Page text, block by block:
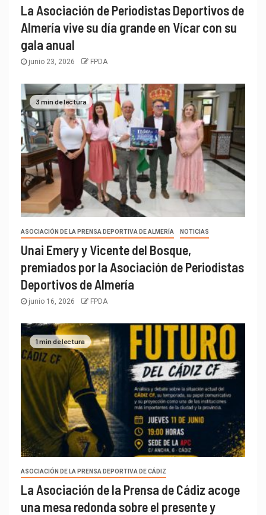
La Asociación de Periodistas Deportivos de
Almería vive su día grande en Vícar con su
gala anual
junio 23, 2026 FPDA
3 min de lectura
ASOCIACIÓN DE LA PRENSA DEPORTIVA DE ALMERÍA NOTICIAS
Unai Emery y Vicente del Bosque,
premiados por la Asociación de Periodistas
Deportivos de Almería
junio 16, 2026 FPDA
1 min de lectura
ASOCIACIÓN DE LA PRENSA DEPORTIVA DE CÁDIZ
La Asociación de la Prensa de Cádiz acoge
una mesa redonda sobre el presente y